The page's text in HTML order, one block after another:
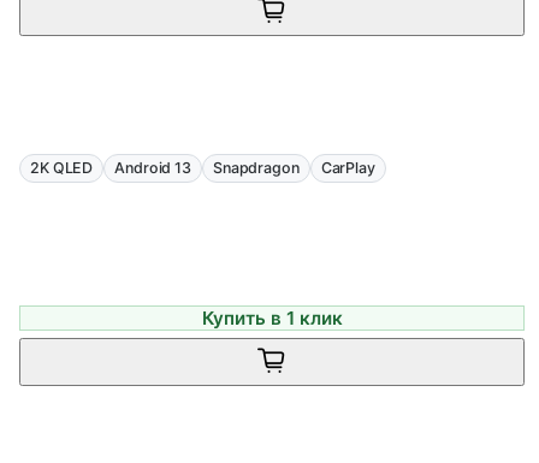
2K QLED Android 13 Snapdragon CarPlay
Купить в 1 клик